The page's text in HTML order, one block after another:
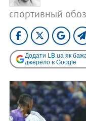
спортивный
Додати LB.ua як
джерело в Google